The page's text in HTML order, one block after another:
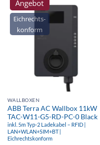
Eichrechts-
konform
Angebot
WALLBOXEN
ABB Terra AC Wallbox 11kW
TAC-W11-G5-RD-PC-0 Black
inkl. 5m Typ-2 Ladekabel – RFID |
LAN+WLAN+SIM+BT |
Eichrechtskonform